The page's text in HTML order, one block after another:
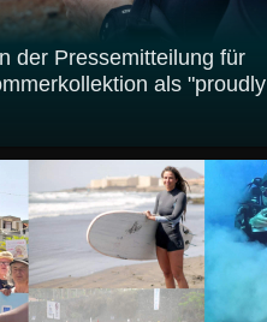
der Pressemitteilung für
als "proudly